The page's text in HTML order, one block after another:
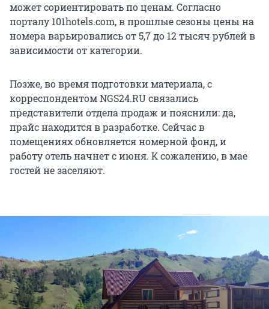
может сориентировать по ценам. Согласно
порталу 101hotels.com, в прошлые сезоны цены на
номера варьировались от 5,7 до 12 тысяч рублей в
зависимости от категории.
Позже, во время подготовки материала, с
корреспондентом NGS24.RU связались
представители отдела продаж и пояснили: да,
прайс находится в разработке. Сейчас в
помещениях обновляется номерной фонд, и
работу отель начнет с июня. К сожалению, в мае
гостей не заселяют.